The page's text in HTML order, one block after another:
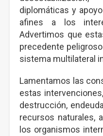
diplomáticas y
afines a los
Advertimos que
precedente
sistema multilateral
Lamentamos las
estas
destrucción,
recursos naturales,
los organismos